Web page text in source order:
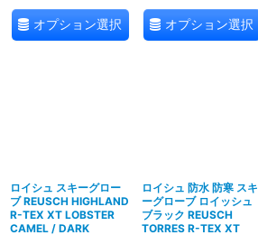
オプション選択 オプション選択
ロイシュ スキーグロー
ブ REUSCH HIGHLAND
R-TEX XT LOBSTER
CAMEL / DARK
ロイシュ 防水 防寒 スキ
ーグローブ ロイッシュ
ブラック REUSCH
TORRES R-TEX XT